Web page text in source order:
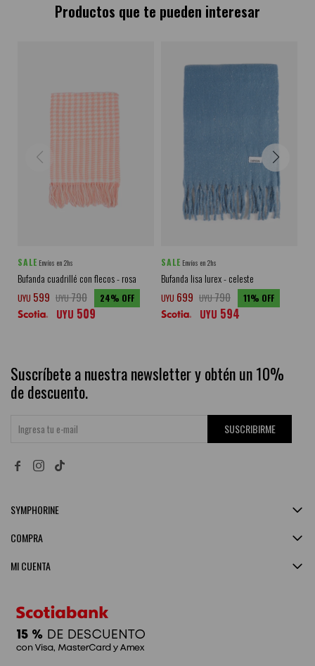
Productos que te pueden interesar
SALE Envíos en 2hs
Bufanda cuadrillé con flecos - rosa
UYU 599 UYU790 24
UYU 509
SALE Envíos en 2hs
Bufanda lisa lurex - celeste
UYU 699 UYU790 11
UYU 594
Suscríbete a nuestra newsletter y obtén un 10%
de descuento.
SUSCRIBIRME
 
SYMPHORINE
MI CUENTA
COMPRA